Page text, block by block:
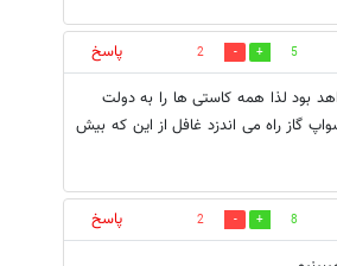
5
2
پاسخ
بود لذا همه کاستی ها را به دولت
گاز راه می اندزد غافل از این که بیش
8
2
پاسخ